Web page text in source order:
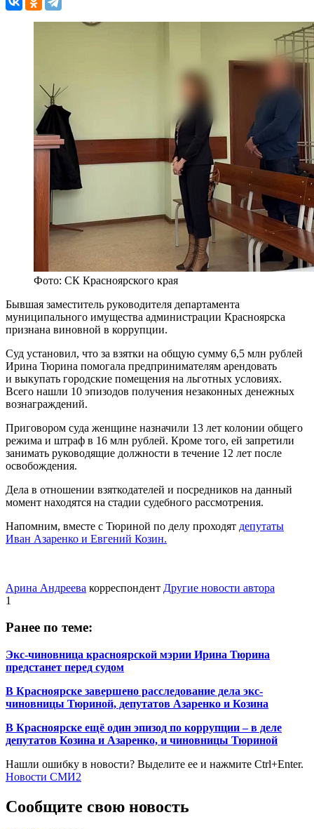
Фото: СК Красноярского края
Бывшая заместитель руководителя департамента
муниципального имущества администрации Красноярска
признана виновной в коррупции.
Суд установил, что за взятки на общую сумму 6,5 млн рублей
Ирина Тюрина помогала предпринимателям арендовать
и выкупать городские помещения на льготных условиях.
Всего нашли 10 эпизодов получения незаконных денежных
вознаграждений.
Приговором суда женщине назначили 13 лет колонии общего
режима и штраф в 16 млн рублей. Кроме того, ей запретили
занимать руководящие должности в течение 12 лет после
освобождения.
Дела в отношении взяткодателей и посредников на данный
момент находятся на стадии судебного рассмотрения.
Напомним, вместе с Тюриной по делу проходят депутаты
Иван Азаренко и Евгений Козин.
Арина Андреева корреспондент Другие новости автора
1
Ранее по теме:
Экс-чиновница красноярской мэрии Ирина Тюрина
предстанет перед судом
В Красноярске завершено расследование дела экс-
чиновницы Тюриной, депутатов Азаренко и Козина
В Красноярске ещё один эпизод по коррупции – в деле
депутатов Козина и Азаренко, и чиновницы Тюриной
Нашли ошибку в новости? Выделите ее и нажмите Ctrl+Enter.
Новости СМИ2
Сообщите свою новость